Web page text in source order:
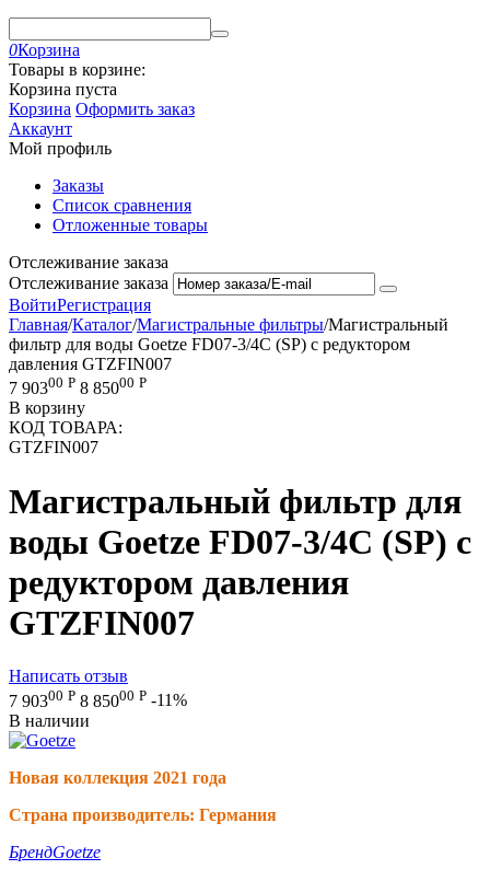
0Корзина
Товары в корзине:
Корзина пуста
Корзина Оформить заказ
Аккаунт
Мой профиль
Заказы
Список сравнения
Отложенные товары
Отслеживание заказа
Отслеживание заказа
ВойтиРегистрация
Главная/Каталог/Магистральные фильтры/Магистральный
фильтр для воды Goetze FD07-3/4C (SP) с редуктором
давления GTZFIN007
7 90300 Р 8 85000 Р
В корзину
КОД ТОВАРА:
GTZFIN007
Магистральный фильтр для
воды Goetze FD07-3/4C (SP) с
редуктором давления
GTZFIN007
Написать отзыв
7 90300 Р 8 85000 Р -11%
В наличии
Новая коллекция 2021 года
Страна производитель: Германия
БрендGoetze